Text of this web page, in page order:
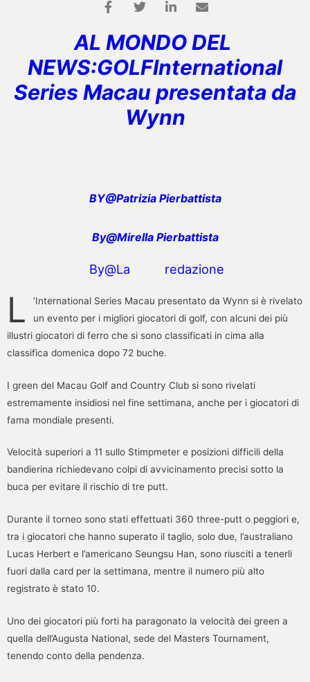
AL MONDO DEL
NEWS:GOLFInternational
Series Macau presentata da
Wynn
BY@Patrizia Pierbattista
By@Mirella Pierbattista
By@La redazione
L
’International Series Macau presentato da Wynn si è rivelato
un evento per i migliori giocatori di golf, con alcuni dei più
illustri giocatori di ferro che si sono classificati in cima alla
classifica domenica dopo 72 buche.
I green del Macau Golf and Country Club si sono rivelati
estremamente insidiosi nel fine settimana, anche per i giocatori di
fama mondiale presenti.
Velocità superiori a 11 sullo Stimpmeter e posizioni difficili della
bandierina richiedevano colpi di avvicinamento precisi sotto la
buca per evitare il rischio di tre putt.
Durante il torneo sono stati effettuati 360 three-putt o peggiori e,
tra i giocatori che hanno superato il taglio, solo due, l’australiano
Lucas Herbert e l’americano Seungsu Han, sono riusciti a tenerli
fuori dalla card per la settimana, mentre il numero più alto
registrato è stato 10.
Uno dei giocatori più forti ha paragonato la velocità dei green a
quella dell’Augusta National, sede del Masters Tournament,
tenendo conto della pendenza.